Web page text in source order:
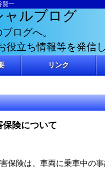
賢一
ャルブログ
ログへ。
立ち情報等を発信
リンク
険について
険は、車両に乗車中の事